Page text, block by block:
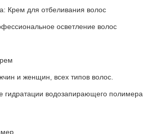
Крем для отбеливания волос
осветление волос
и женщин, всех типов волос.
гидратации водозапирающего полимера